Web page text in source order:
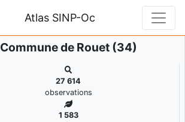
Atlas SINP-Oc
Commune de Rouet (34)
27 614
observations
1 583